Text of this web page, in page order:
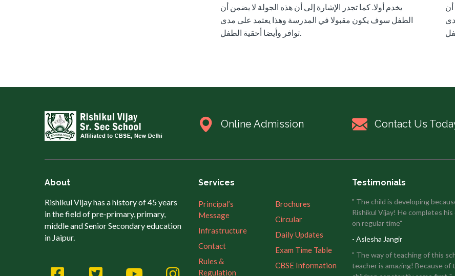
يخدم أولا. كما تجدر الإشارة إلى أن هذه الجولة لا يضمن أن
الطفل سوف يكون مقبولا في المدرسة وهذا يعتمد على مدى
توافر وأيضا
أن
Online Admission Contact Us
About
Rishikul Vijay has a history of 45 years
in the field of pre-primary, primary,
middle and Senior Secondary education
in Jaipur.
Services
Principal’s
Message
Infrastructure
Contact
Rules &
Regulation
Brochures
Circular
Daily Updates
Exam Time Table
CBSE Information
Testimonials
" The child is developing
Rishikul Vijay! He completes his
on regular time"
- Aslesha Jangir
" The way of teaching of this
teacher is amazing! Because of